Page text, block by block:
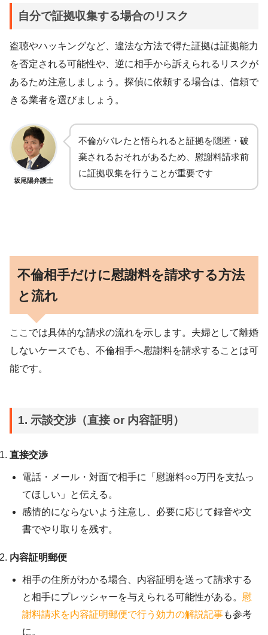
自分で証拠収集する場合のリスク
盗聴やハッキングなど、違法な方法で得た証拠は証拠能力
を否定される可能性や、逆に相手から訴えられるリスクが
あるため注意しましょう。探偵に依頼する場合は、信頼で
きる業者を選びましょう。
坂尾陽弁護士
不倫がバレたと悟られると証拠を隠匿・破
棄されるおそれがあるため、慰謝料請求前
に証拠収集を行うことが重要です
不倫相手だけに慰謝料を請求する方法
と流れ
ここでは具体的な請求の流れを示します。夫婦として離婚
しないケースでも、不倫相手へ慰謝料を請求することは可
能です。
1. 示談交渉（直接 or 内容証明）
直接交渉
電話・メール・対面で相手に「慰謝料○○万円を支払っ
てほしい」と伝える。
感情的にならないよう注意し、必要に応じて録音や文
書でやり取りを残す。
内容証明郵便
相手の住所がわかる場合、内容証明を送って請求する
と相手にプレッシャーを与えられる可能性がある。 慰
謝料請求を内容証明郵便で行う効力の解説記事も参考
に。